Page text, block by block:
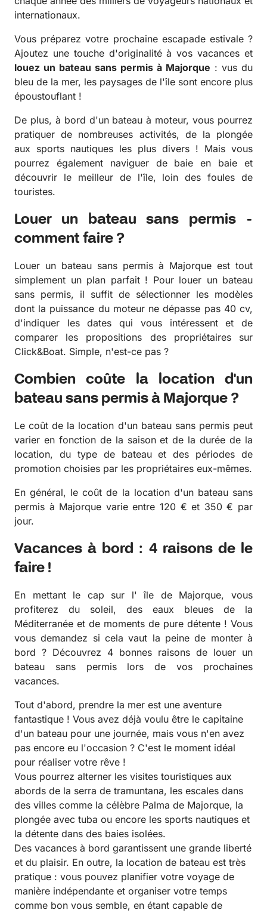
internationaux.
Vous préparez votre prochaine escapade estivale ?
Ajoutez une touche d'originalité à vos vacances et
louez un bateau sans permis à Majorque : vus du
bleu de la mer, les paysages de l'île sont encore plus
époustouflant !
De plus, à bord d'un bateau à moteur, vous pourrez
pratiquer de nombreuses activités, de la plongée
aux sports nautiques les plus divers ! Mais vous
pourrez également naviguer de baie en baie et
découvrir le meilleur de l'île, loin des foules de
touristes.
Louer un bateau sans permis -
comment faire ?
Louer un bateau sans permis à Majorque est tout
simplement un plan parfait ! Pour louer un bateau
sans permis, il suffit de sélectionner les modèles
dont la puissance du moteur ne dépasse pas 40 cv,
d'indiquer les dates qui vous intéressent et de
comparer les propositions des propriétaires sur
Click&Boat. Simple, n'est-ce pas ?
Combien coûte la location d'un
bateau sans permis à Majorque ?
Le coût de la location d'un bateau sans permis peut
varier en fonction de la saison et de la durée de la
location, du type de bateau et des périodes de
promotion choisies par les propriétaires eux-mêmes.
En général, le coût de la location d'un bateau sans
permis à Majorque varie entre 120 € et 350 € par
jour.
Vacances à bord : 4 raisons de le
faire !
En mettant le cap sur l' île de Majorque, vous
profiterez du soleil, des eaux bleues de la
Méditerranée et de moments de pure détente ! Vous
vous demandez si cela vaut la peine de monter à
bord ? Découvrez 4 bonnes raisons de louer un
bateau sans permis lors de vos prochaines
vacances.
Tout d'abord, prendre la mer est une aventure
fantastique ! Vous avez déjà voulu être le capitaine
d'un bateau pour une journée, mais vous n'en avez
pas encore eu l'occasion ? C'est le moment idéal
pour réaliser votre rêve !
Vous pourrez alterner les visites touristiques aux
abords de la serra de tramuntana, les escales dans
des villes comme la célèbre Palma de Majorque, la
plongée avec tuba ou encore les sports nautiques et
la détente dans des baies isolées.
Des vacances à bord garantissent une grande liberté
et du plaisir. En outre, la location de bateau est très
pratique : vous pouvez planifier votre voyage de
manière indépendante et organiser votre temps
comme bon vous semble, en étant capable de